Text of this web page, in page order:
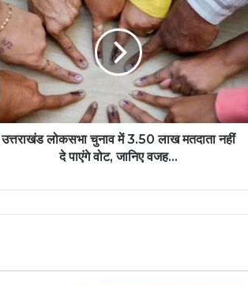
उत्तराखंड लोकसभा चुनाव में 3.50 लाख मतदाता नहीं
दे पाएंगे वोट, जानिए वजह...